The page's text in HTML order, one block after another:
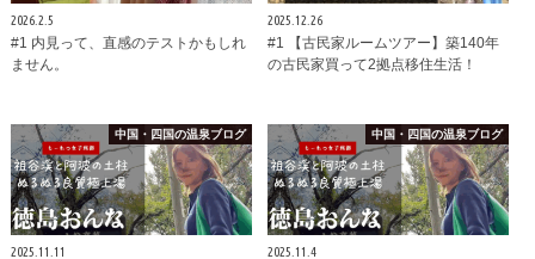
2026.2.5
#1 内見って、直感のテストかもしれ
ません。
2025.12.26
#1 【古民家ルームツアー】築140年
の古民家買って2拠点移住生活！
中国・四国の温泉ブログ
2025.11.11
中国・四国の温泉ブログ
2025.11.4